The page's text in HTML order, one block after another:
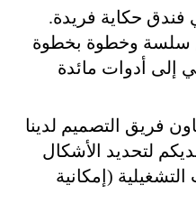
حكاية فريدة.
سلسة وخطوة بخطوة
إلى أدوات مائدة
فريق التصميم لدينا
لتحديد الأشكال
(إمكانية